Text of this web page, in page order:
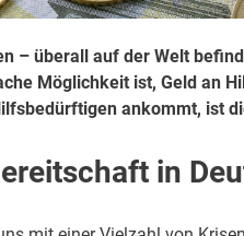
– überall auf der Welt
Möglichkeit ist, Geld an
ankommt, ist
in